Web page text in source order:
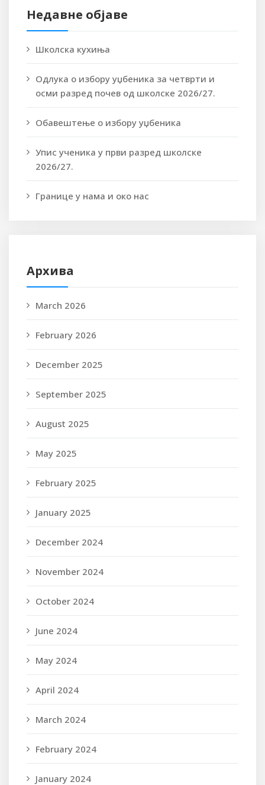
Недавне објаве
Школска кухиња
Одлука о избору уџбеника за четврти и
осми разред почев од школске 2026/27.
Обавештење о избору уџбеника
Упис ученика у први разред школске
2026/27.
Границе у нама и око нас
Архива
March 2026
February 2026
December 2025
September 2025
August 2025
May 2025
February 2025
January 2025
December 2024
November 2024
October 2024
June 2024
May 2024
April 2024
March 2024
February 2024
January 2024